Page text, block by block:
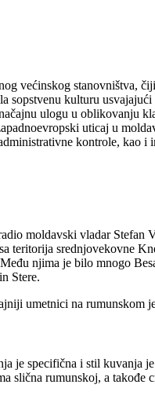
većinskog stanovništva,
kulturu
ulogu u oblikovanju
uticaj u
kontrole, kao i
moldavski vladar
srednjovekovne
njima je bilo mnogo
Stere.
umetnici na
je specifična i stil kuvanja
slična rumunskoj, a